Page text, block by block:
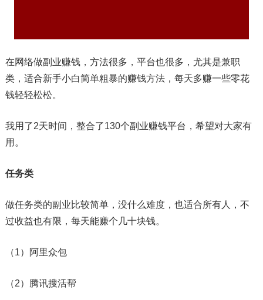
在网络做副业赚钱，方法很多，平台也很多，尤其是兼职
类，适合新手小白简单粗暴的赚钱方法，每天多赚一些零花
钱轻轻松松。
我用了2天时间，整合了130个副业赚钱平台，希望对大家有
用。
任务类
做任务类的副业比较简单，没什么难度，也适合所有人，不
过收益也有限，每天能赚个几十块钱。
（1）阿里众包
（2）腾讯搜活帮